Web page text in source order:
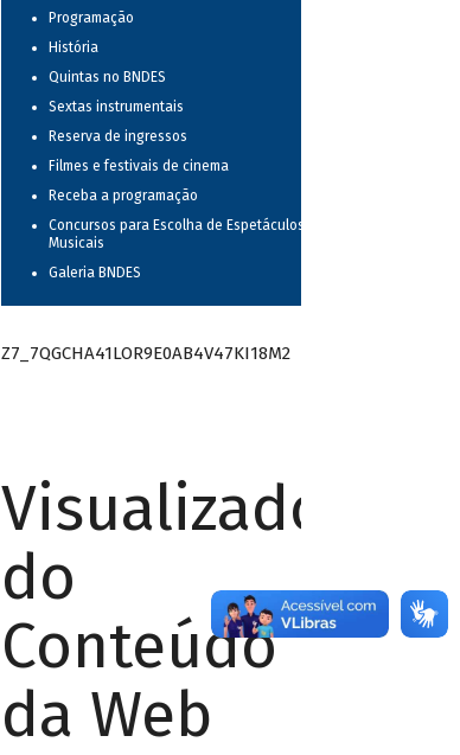
Programação
História
Quintas no BNDES
Sextas instrumentais
Reserva de ingressos
Filmes e festivais de cinema
Receba a programação
Concursos para Escolha de Espetáculos
Musicais
Galeria BNDES
Z7_7QGCHA41LOR9E0AB4V47KI18M2
Visualizador
do
Conteúdo
da Web